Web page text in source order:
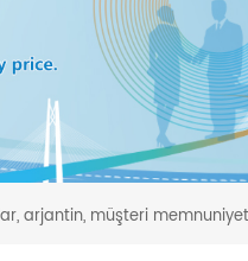
arjantin, müşteri